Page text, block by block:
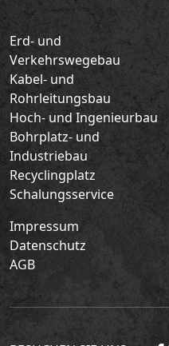
Erd- und
Verkehrswegebau
Kabel- und
Rohrleitungsbau
Hoch- und Ingenieurbau
Bohrplatz- und
Industriebau
Recyclingplatz
Schalungsservice
Impressum
Datenschutz
AGB